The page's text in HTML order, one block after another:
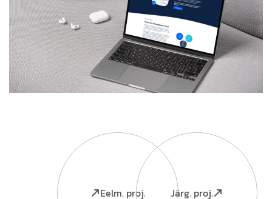
Eelm. proj. Järg. proj.